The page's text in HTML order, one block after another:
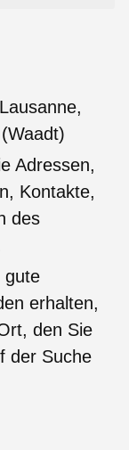
Adressen,
Kontakte,
des
gute
erhalten,
den Sie
der Suche